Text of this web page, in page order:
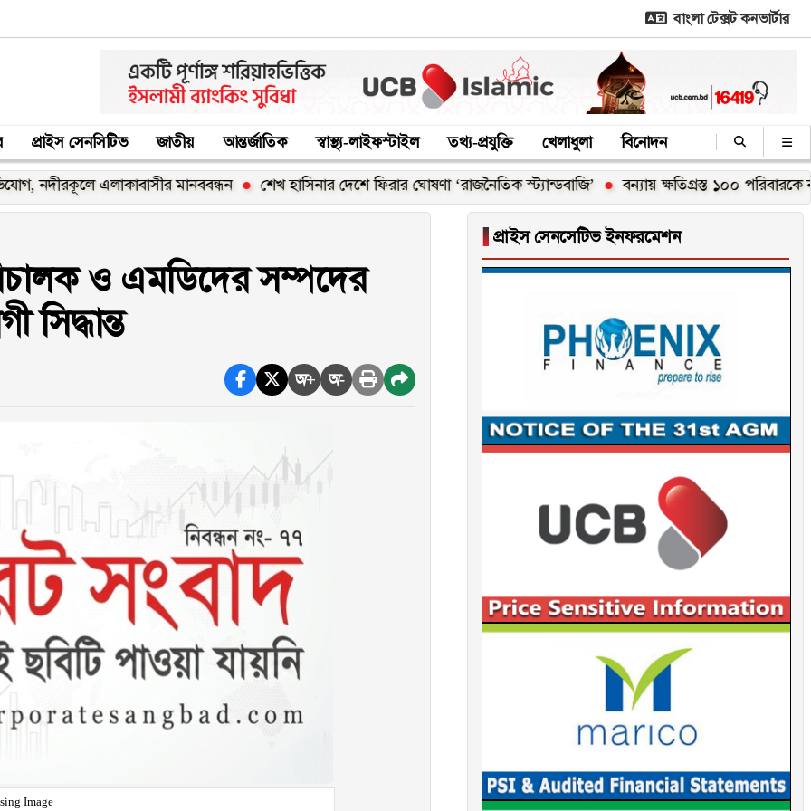
বাংলা টেক্সট কনভার্টার
প্রাইস সেনসিটিভ জাতীয় আন্তর্জাতিক স্বাস্থ্য-লাইফস্টাইল তথ্য-প্রযুক্তি খেলাধুলা বিনোদন
এলাকাবাসীর মানববন্ধন শেখ হাসিনার দেশে ফিরার ঘোষণা ‘রাজনৈতিক স্ট্যান্ডবাজি’ বন্যায় ক্ষতিগ্রস্ত ১০০ পরিবারকে নতুন ঘর
ও এমডিদের সম্পদের
অ+ অ-
Image
▐ প্রাইস সেনসেটিভ ইনফরমেশন